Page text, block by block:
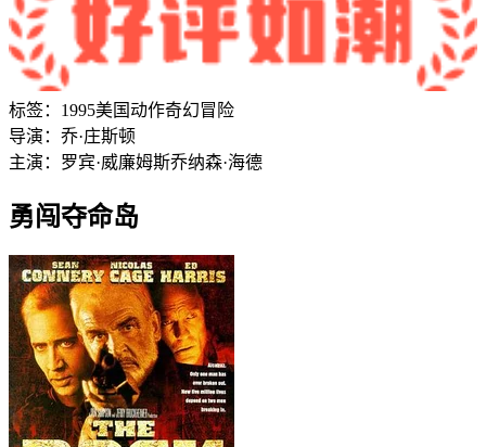
标签： 1995美国动作奇幻冒险
导演： 乔·庄斯顿
主演： 罗宾·威廉姆斯乔纳森·海德
勇闯夺命岛